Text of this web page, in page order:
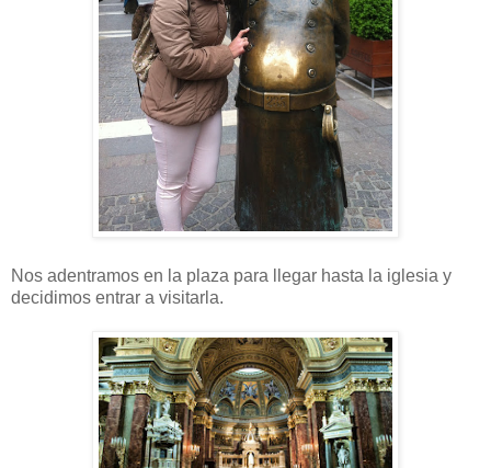
Nos adentramos en la plaza para llegar hasta la iglesia y
decidimos entrar a visitarla.